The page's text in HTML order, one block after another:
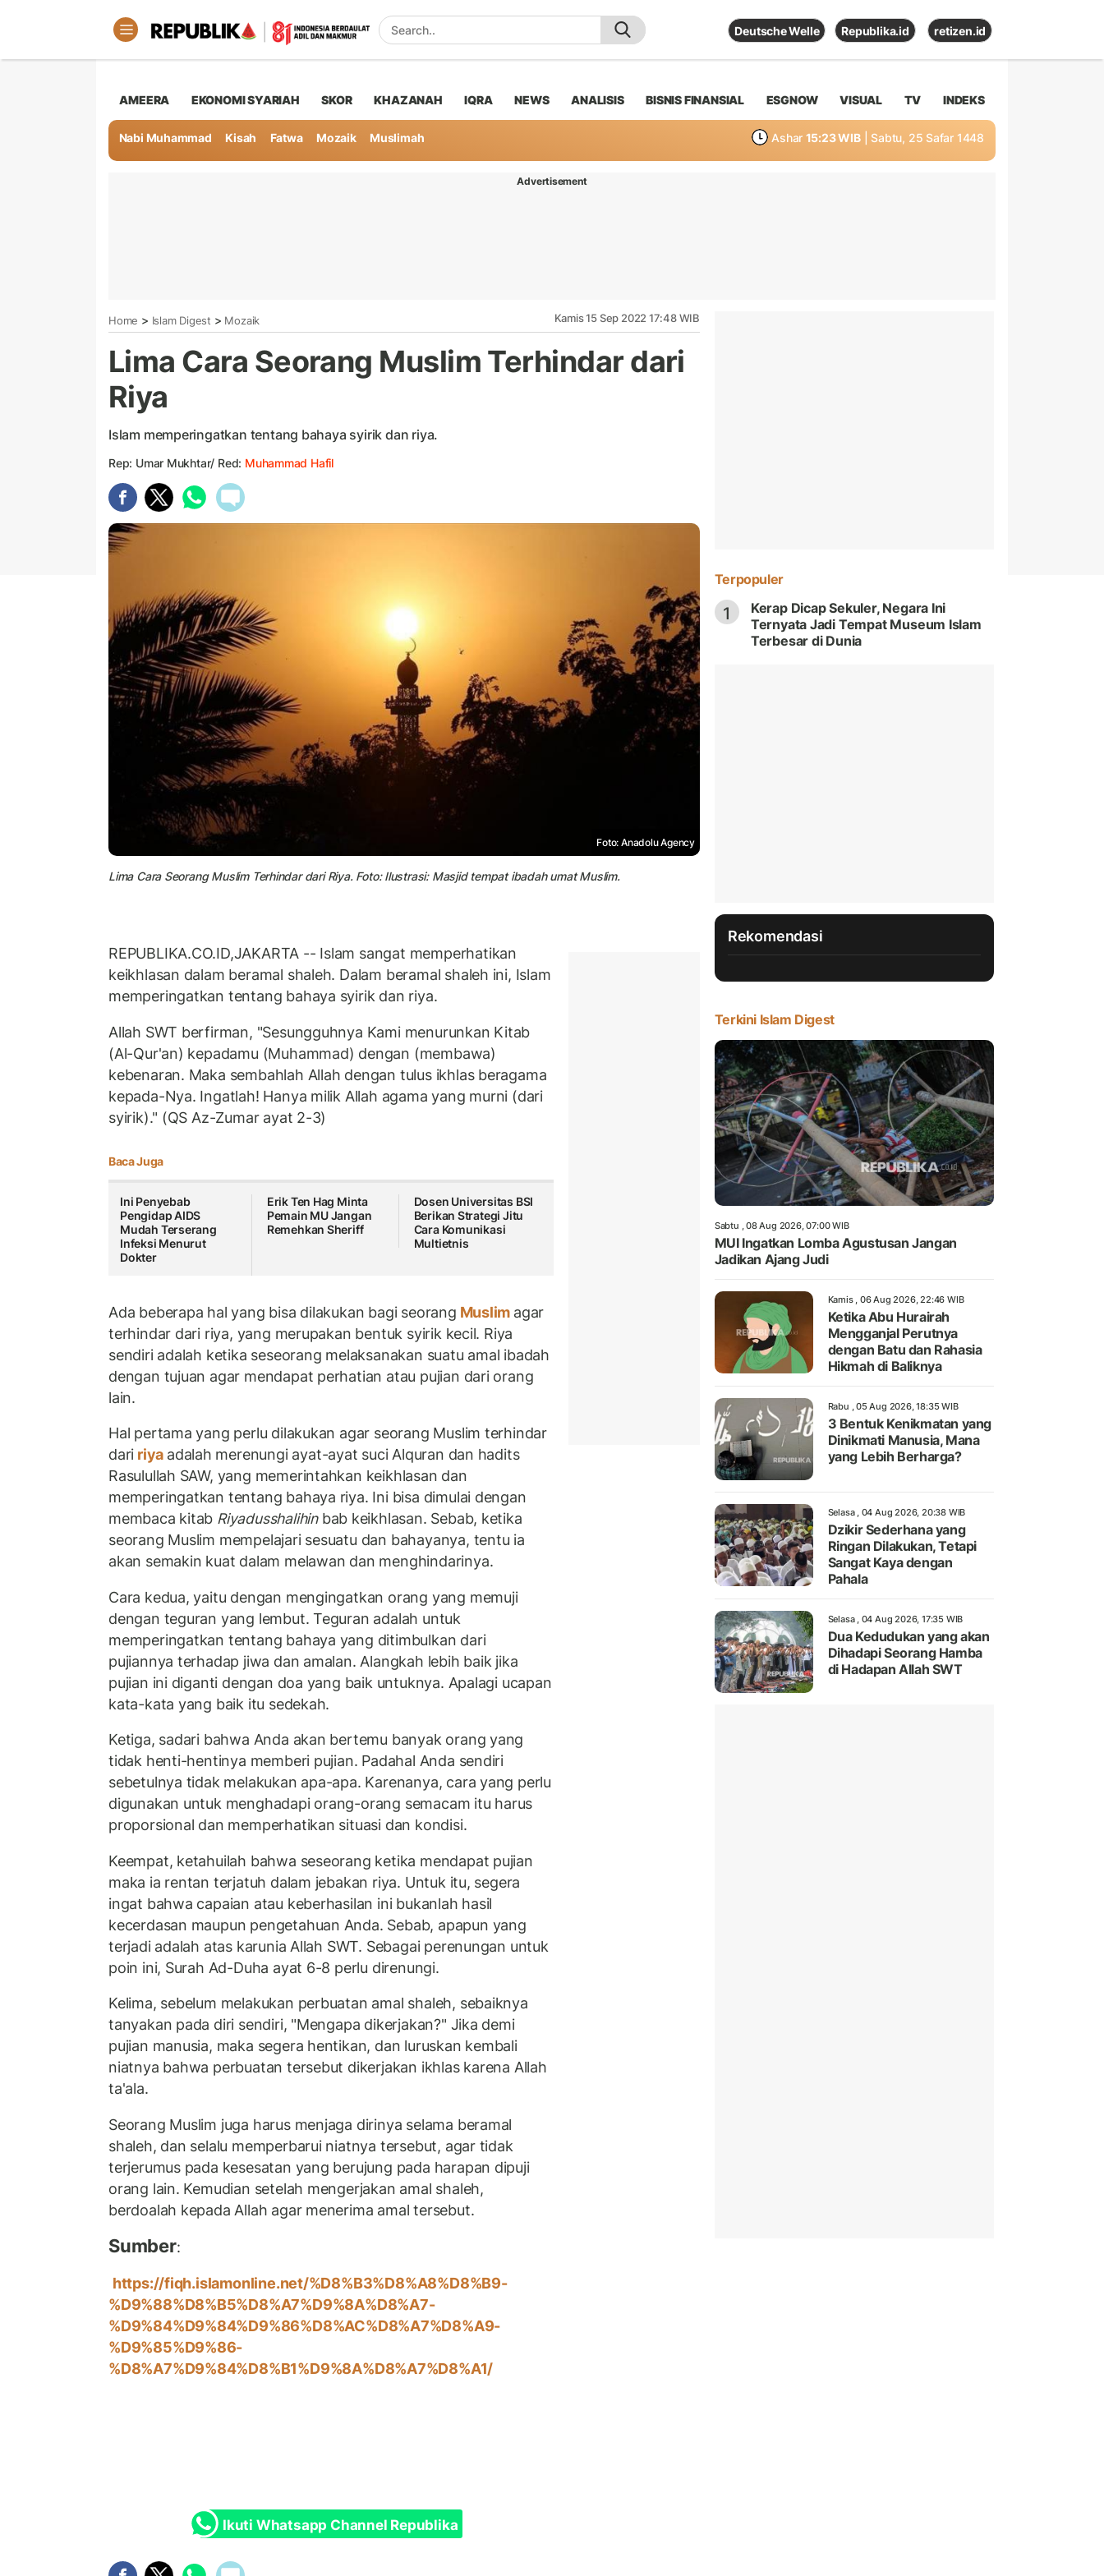
Deutsche Welle Republika.id retizen.id
AMEERA EKONOMI SYARIAH SKOR KHAZANAH IQRA NEWS ANALISIS BISNIS FINANSIAL ESGNOW VISUAL TV INDEKS
Nabi Muhammad Kisah Fatwa Mozaik Muslimah Ashar 15:23 WIB | Sabtu, 25 Safar 1448
Advertisement
Home > Islam Digest > Mozaik Kamis 15 Sep 2022 17:48 WIB
Lima Cara Seorang Muslim Terhindar dari
Riya
Islam memperingatkan tentang bahaya syirik dan riya.
Rep: Umar Mukhtar/ Red: Muhammad Hafil
Foto: Anadolu Agency
Lima Cara Seorang Muslim Terhindar dari Riya. Foto: Ilustrasi: Masjid tempat ibadah umat Muslim.
REPUBLIKA.CO.ID,JAKARTA -- Islam sangat memperhatikan
keikhlasan dalam beramal shaleh. Dalam beramal shaleh ini, Islam
memperingatkan tentang bahaya syirik dan riya.
Allah SWT berfirman, "Sesungguhnya Kami menurunkan Kitab
(Al-Qur'an) kepadamu (Muhammad) dengan (membawa)
kebenaran. Maka sembahlah Allah dengan tulus ikhlas beragama
kepada-Nya. Ingatlah! Hanya milik Allah agama yang murni (dari
syirik)." (QS Az-Zumar ayat 2-3)
Baca Juga
Ini Penyebab
Pengidap AIDS
Mudah Terserang
Infeksi Menurut
Dokter
Erik Ten Hag Minta
Pemain MU Jangan
Remehkan Sheriff
Dosen Universitas BSI
Berikan Strategi Jitu
Cara Komunikasi
Multietnis
Ada beberapa hal yang bisa dilakukan bagi seorang Muslim agar
terhindar dari riya, yang merupakan bentuk syirik kecil. Riya
sendiri adalah ketika seseorang melaksanakan suatu amal ibadah
dengan tujuan agar mendapat perhatian atau pujian dari orang
lain.
Hal pertama yang perlu dilakukan agar seorang Muslim terhindar
dari riya adalah merenungi ayat-ayat suci Alquran dan hadits
Rasulullah SAW, yang memerintahkan keikhlasan dan
memperingatkan tentang bahaya riya. Ini bisa dimulai dengan
membaca kitab Riyadusshalihinbab keikhlasan. Sebab, ketika
seorang Muslim mempelajari sesuatu dan bahayanya, tentu ia
akan semakin kuat dalam melawan dan menghindarinya.
Cara kedua, yaitu dengan mengingatkan orang yang memuji
dengan teguran yang lembut. Teguran adalah untuk
memperingatkan tentang bahaya yang ditimbulkan dari
pujiannya terhadap jiwa dan amalan. Alangkah lebih baik jika
pujian ini diganti dengan doa yang baik untuknya. Apalagi ucapan
kata-kata yang baik itu sedekah.
Ketiga, sadari bahwa Anda akan bertemu banyak orang yang
tidak henti-hentinya memberi pujian. Padahal Anda sendiri
sebetulnya tidak melakukan apa-apa. Karenanya, cara yang perlu
digunakan untuk menghadapi orang-orang semacam itu harus
proporsional dan memperhatikan situasi dan kondisi.
Keempat, ketahuilah bahwa seseorang ketika mendapat pujian
maka ia rentan terjatuh dalam jebakan riya. Untuk itu, segera
ingat bahwa capaian atau keberhasilan ini bukanlah hasil
kecerdasan maupun pengetahuan Anda. Sebab, apapun yang
terjadi adalah atas karunia Allah SWT. Sebagai perenungan untuk
poin ini, Surah Ad-Duha ayat 6-8 perlu direnungi.
Kelima, sebelum melakukan perbuatan amal shaleh, sebaiknya
tanyakan pada diri sendiri, "Mengapa dikerjakan?" Jika demi
pujian manusia, maka segera hentikan, dan luruskan kembali
niatnya bahwa perbuatan tersebut dikerjakan ikhlas karena Allah
ta'ala.
Seorang Muslim juga harus menjaga dirinya selama beramal
shaleh, dan selalu memperbarui niatnya tersebut, agar tidak
terjerumus pada kesesatan yang berujung pada harapan dipuji
orang lain. Kemudian setelah mengerjakan amal shaleh,
berdoalah kepada Allah agar menerima amal tersebut.
Sumber:
https://fiqh.islamonline.net/%D8%B3%D8%A8%D8%B9-
%D9%88%D8%B5%D8%A7%D9%8A%D8%A7-
%D9%84%D9%84%D9%86%D8%AC%D8%A7%D8%A9-
%D9%85%D9%86-
%D8%A7%D9%84%D8%B1%D9%8A%D8%A7%D8%A1/
Ikuti Whatsapp Channel Republika
Terpopuler
1
Kerap Dicap Sekuler, Negara Ini
Ternyata Jadi Tempat Museum Islam
Terbesar di Dunia
Rekomendasi
Terkini Islam Digest
Sabtu , 08 Aug 2026, 07:00 WIB
MUI Ingatkan Lomba Agustusan Jangan
Jadikan Ajang Judi
Kamis , 06 Aug 2026, 22:46 WIB
Ketika Abu Hurairah
Mengganjal Perutnya
dengan Batu dan Rahasia
Hikmah di Baliknya
Rabu , 05 Aug 2026, 18:35 WIB
3 Bentuk Kenikmatan yang
Dinikmati Manusia, Mana
yang Lebih Berharga?
Selasa , 04 Aug 2026, 20:38 WIB
Dzikir Sederhana yang
Ringan Dilakukan, Tetapi
Sangat Kaya dengan
Pahala
Selasa , 04 Aug 2026, 17:35 WIB
Dua Kedudukan yang akan
Dihadapi Seorang Hamba
di Hadapan Allah SWT